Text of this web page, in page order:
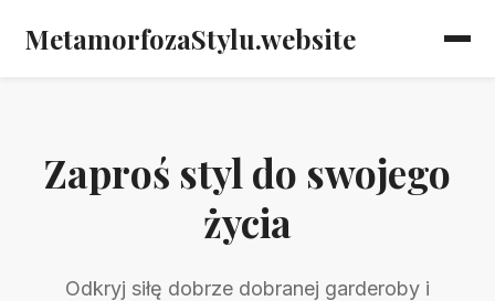
MetamorfozaStylu.website
Zaproś styl do swojego
życia
Odkryj siłę dobrze dobranej garderoby i